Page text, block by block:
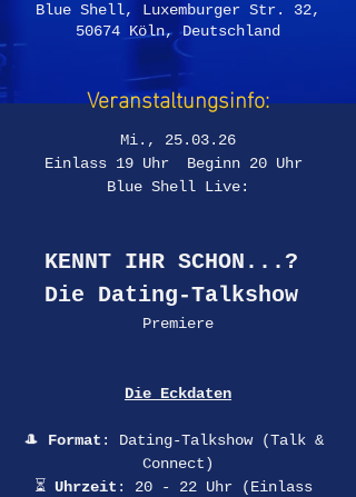
Blue Shell, Luxemburger Str. 32,
50674 Köln, Deutschland
Veranstaltungsinfo:
Mi., 25.03.26
Einlass 19 Uhr  Beginn 20 Uhr
Blue Shell Live:
KENNT IHR SCHON...?
Die Dating-Talkshow
Premiere
Die Eckdaten
🎩 Format : Dating-Talkshow (Talk &
Connect)
⏳ Uhrzeit : 20 - 22 Uhr (Einlass